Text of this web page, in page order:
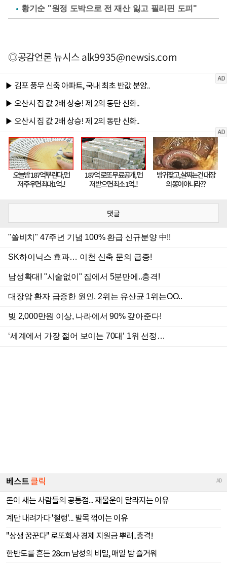
황기순 "원정 도박으로 전 재산 잃고 필리핀 도피"
◎공감언론 뉴시스alk9935@newsis.com
댓글